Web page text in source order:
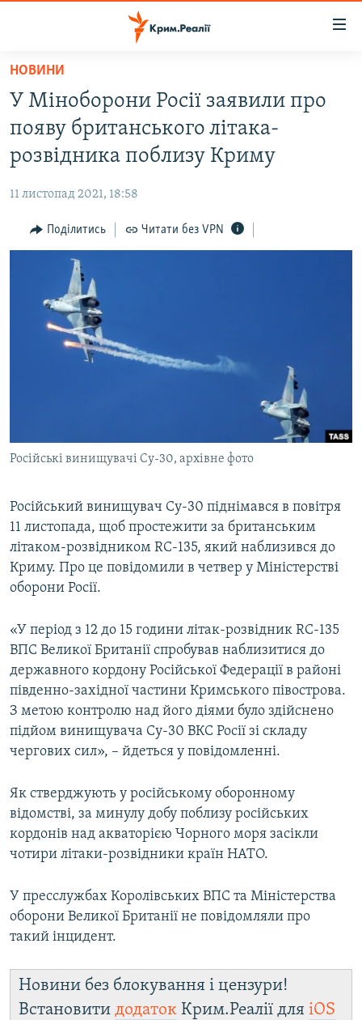
Перейти
основного
матеріалу
Перейти
до
основної
Перейти
до
ВОДА.КРИМ
ВІДЕО ТА ФОТО
БЛОГИ
ПОГЛЯД
ІНТЕРВ'Ю
ВСЕ ЗА ДЕНЬ
СПЕЦПРОЕКТИ
ДЕПОРТАЦІЯ
ІНФОГРАФІКА
ЯК ОБІЙТИ БЛОКУВАННЯ
ДОЛУЧАЙСЯ!
Усі сайти RFE/RL
НОВИНИ
У Міноборони Росії заявили про
появу британського літака-
розвідника поблизу Криму
11 листопад 2021, 18:58
Поділитись Читати без VPN
Російські винищувачі Су-30, архівне фото
Російський винищувач Су-30 піднімався в повітря
11 листопада, щоб простежити за британським
літаком-розвідником RC-135, який наблизився до
Криму. Про це повідомили в четвер у Міністерстві
оборони Росії.
«У період з 12 до 15 години літак-розвідник RC-135
ВПС Великої Британії спробував наблизитися до
державного кордону Російської Федерації в районі
південно-західної частини Кримського півострова.
З метою контролю над його діями було здійснено
підйом винищувача Су-30 ВКС Росії зі складу
чергових сил», – йдеться у повідомленні.
Як стверджують у російському оборонному
відомстві, за минулу добу поблизу російських
кордонів над акваторією Чорного моря засікли
чотири літаки-розвідники країн НАТО.
У пресслужбах Королівських ВПС та Міністерства
оборони Великої Британії не повідомляли про
такий інцидент.
Новини без блокування і цензури!
Встановити додаток Крим.Реалії для iOS